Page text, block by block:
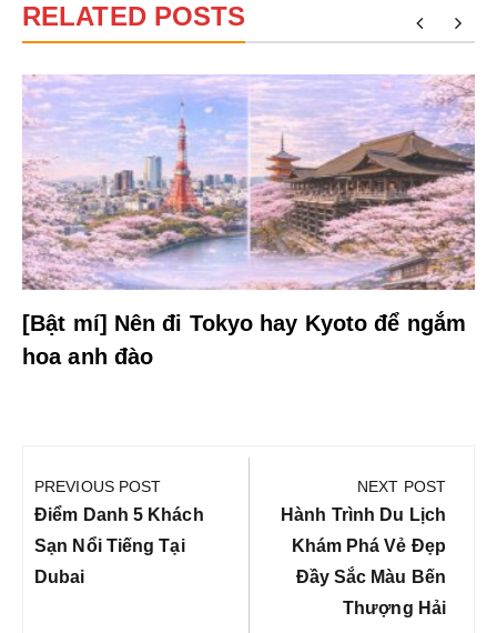
RELATED POSTS
[Bật mí] Nên đi Tokyo hay Kyoto để ngắm
hoa anh đào
hướng
bài
viết
PREVIOUS POST
Previous
Post:
Điểm Danh 5 Khách
Sạn Nổi Tiếng Tại
Dubai
NEXT POST
Next
Post:
Hành Trình Du Lịch
Khám Phá Vẻ Đẹp
Đầy Sắc Màu Bến
Thượng Hải